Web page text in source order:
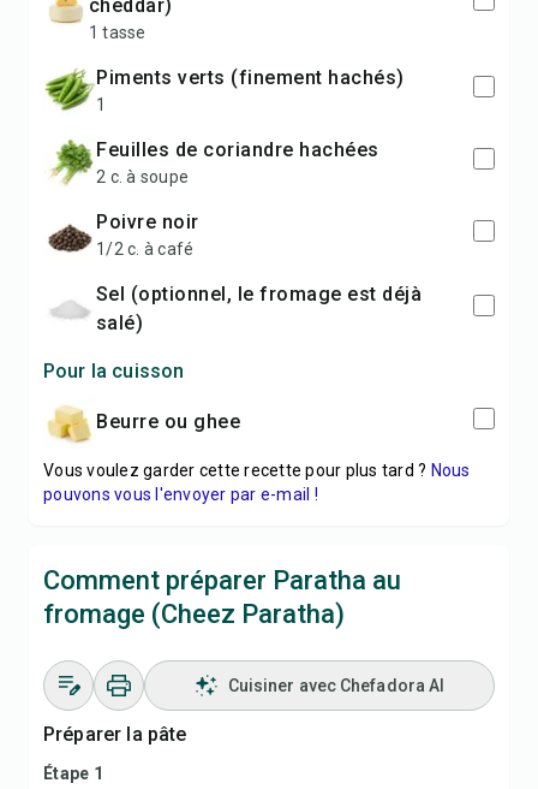
cheddar)
1 tasse
piments verts (finement hachés)
1
feuilles de coriandre hachées
2 c. à soupe
poivre noir
1/2 c. à café
sel (optionnel, le fromage est déjà
salé)
Pour la cuisson
beurre ou ghee
Vous voulez garder cette recette pour plus tard ? Nous
pouvons vous l'envoyer par e-mail !
Comment préparer Paratha au
fromage (Cheez Paratha)
Cuisiner avec Chefadora AI
Préparer la pâte
Étape 1